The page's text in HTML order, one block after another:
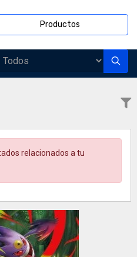
Productos
relacionados a tu